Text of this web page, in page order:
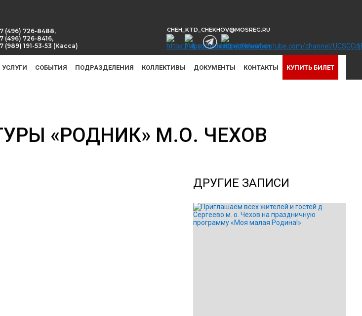
(496) 726-8488,
(496) 726-8416,
(989) 191-53-53 (Касса)
CHEH_KTD_CHEKHOV@MOSREG.RU
УСЛУГИ СОБЫТИЯ ПОДРАЗДЕЛЕНИЯ КОЛЛЕКТИВЫ ДОКУМЕНТЫ КОНТАКТЫ КУПИТЬ БИЛЕТ
«РОДНИК» М.О. ЧЕХОВ
ДРУГИЕ ЗАПИСИ